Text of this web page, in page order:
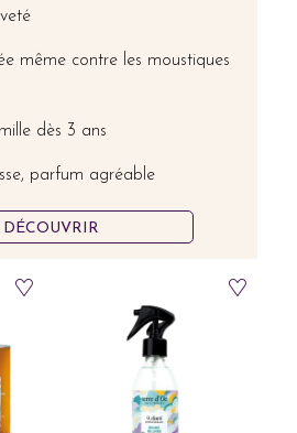
même contre les moustiques
dès 3 ans
parfum agréable
DÉCOUVRIR